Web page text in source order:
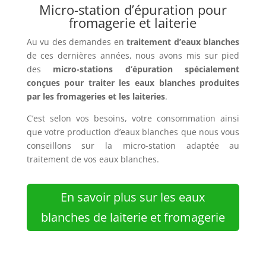
Micro-station d’épuration pour
fromagerie et laiterie
Au vu des demandes entraitement d’eaux blanches
de ces dernières années, nous avons mis sur pied
des micro-stations d’épuration spécialement
conçues pour traiter les eaux blanches produites
par les fromageries et les laiteries.
C’est selon vos besoins, votre consommation ainsi
que votre production d’eaux blanches que nous vous
conseillons sur la micro-station adaptée au
traitement de vos eaux blanches.
En savoir plus sur les eaux
blanches de laiterie et fromagerie